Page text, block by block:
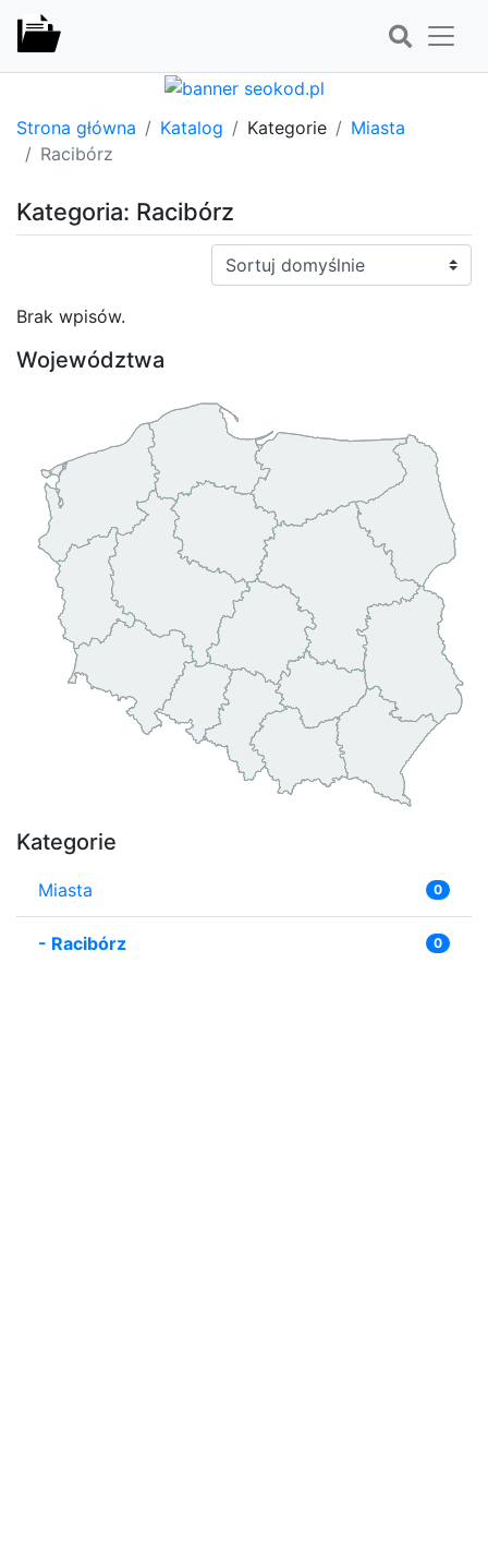
Strona główna Katalog Kategorie
Miasta
Racibórz
Kategoria: Racibórz
Sortuj:
Brak wpisów.
Województwa
Kategorie
Miasta 0
- Racibórz 0